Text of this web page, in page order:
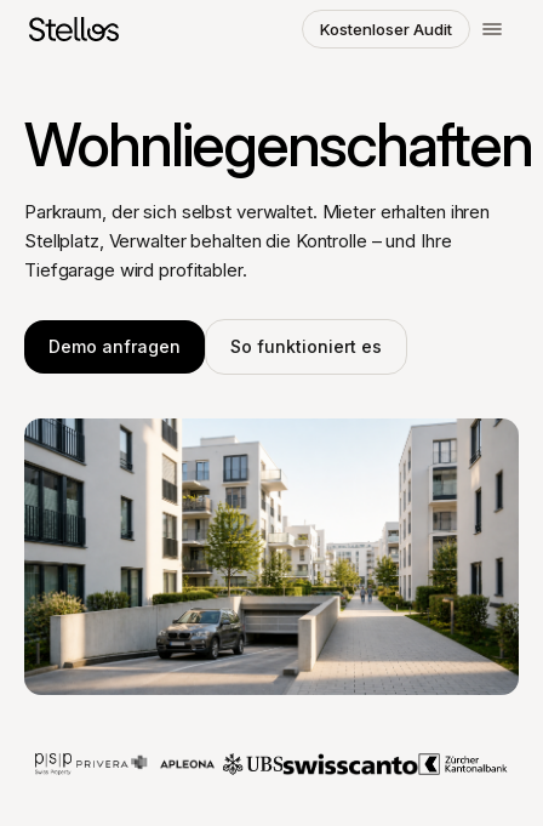
Kostenloser Audit
Wohnliegenschaften
Demo anfragen So funktioniert es
Parkraum, der sich selbst verwaltet. Mieter erhalten ihren
Stellplatz, Verwalter behalten die Kontrolle – und Ihre
Tiefgarage wird profitabler.
SWITZERLAND
English Français Deutsch
POLAND
GERMANY
Deutsch English